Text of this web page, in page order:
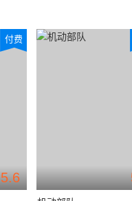
5.6
付费